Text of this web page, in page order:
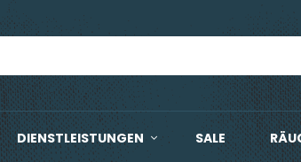
DIENSTLEISTUNGEN SALE